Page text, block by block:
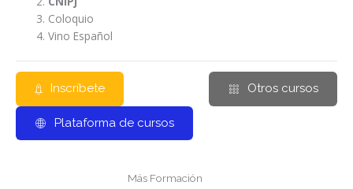
Coloquio
Vino Español
Inscríbete Otros cursos
Plataforma de cursos
Más Formación